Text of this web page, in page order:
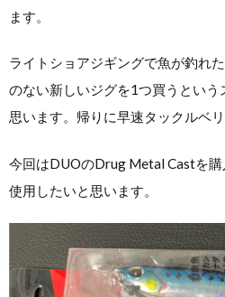
ます。
ライトショアジギングで魚が釣れ
のない新しいジグを1つ買うという
思います。帰りに早速タックルベ
今回はDUOのDrug Metal Castを
使用したいと思います。